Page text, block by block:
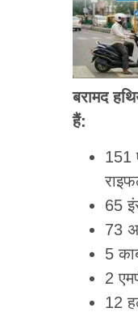
बरामद
हैं:
151
65
73
5
2
12